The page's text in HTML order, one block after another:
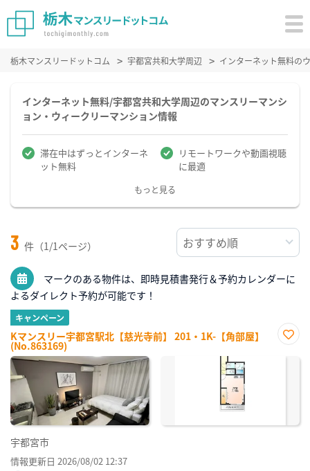
栃木マンスリードットコム 宇都宮共和大学周辺 インターネット無料の
インターネット無料/宇都宮共和大学周辺のマンスリーマンシ
ョン・ウィークリーマンション情報
滞在中はずっとインターネ
ット無料
リモートワークや動画視聴
に最適
もっと見る
3 件（1/1ページ）
マークのある物件は、即時見積書発行＆予約カレンダーに
よるダイレクト予約が可能です！
キャンペーン
Kマンスリー宇都宮駅北【慈光寺前】 201・1K-【角部屋】
(No.863169)
に入
宇都宮市
情報更新日 2026/08/02 12:37